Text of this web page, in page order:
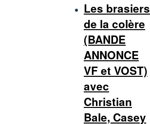
Les brasiers
de la colère
(BANDE
ANNONCE
VF et VOST)
avec
Christian
Bale, Casey